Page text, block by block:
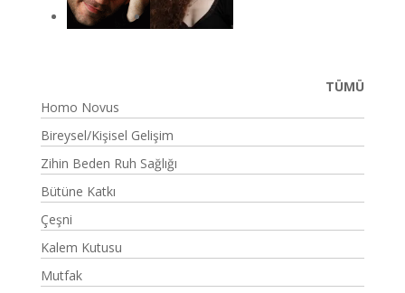
TÜMÜ
Homo Novus
Bireysel/Kişisel Gelişim
Zihin Beden Ruh Sağlığı
Bütüne Katkı
Çeşni
Kalem Kutusu
Mutfak